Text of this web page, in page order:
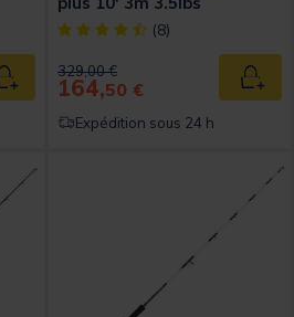
Ajouter au panier
[object Object] out of 5
(8)
Price reduced from
329,00 €to
164,50 €
Expédition sous 24 h